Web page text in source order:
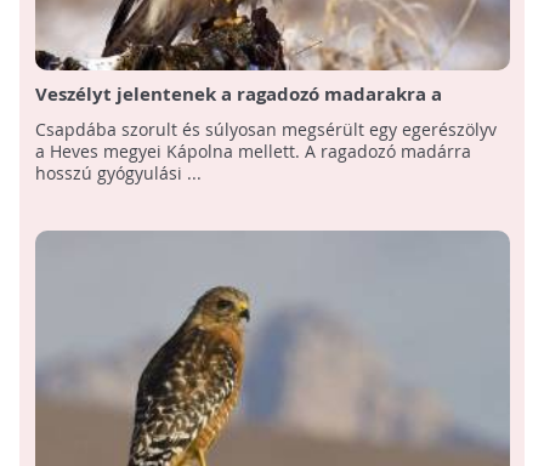
Veszélyt jelentenek a ragadozó madarakra a
szabálytalanul kihelyezett csapdák
Csapdába szorult és súlyosan megsérült egy egerészölyv
a Heves megyei Kápolna mellett. A ragadozó madárra
hosszú gyógyulási ...